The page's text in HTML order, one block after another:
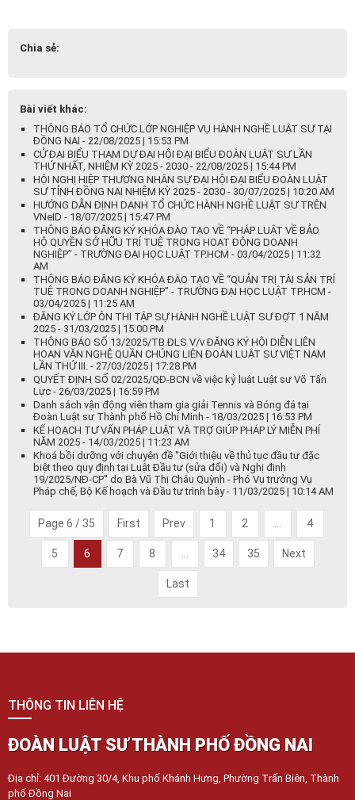
Chia sẻ:
Bài viết khác:
THÔNG BÁO TỔ CHỨC LỚP NGHIỆP VỤ HÀNH NGHỀ LUẬT SƯ TẠI
ĐỒNG NAI - 22/08/2025 | 15:53 PM
CỬ ĐẠI BIỂU THAM DỰ ĐẠI HỘI ĐẠI BIỂU ĐOÀN LUẬT SƯ LẦN
THỨ NHẤT, NHIỆM KỲ 2025 - 2030 - 22/08/2025 | 15:44 PM
HỘI NGHỊ HIỆP THƯƠNG NHÂN SỰ ĐẠI HỘI ĐẠI BIỂU ĐOÀN LUẬT
SƯ TỈNH ĐỒNG NAI NHIỆM KỲ 2025 - 2030 - 30/07/2025 | 10:20 AM
HƯỚNG DẪN ĐỊNH DANH TỔ CHỨC HÀNH NGHỀ LUẬT SƯ TRÊN
VNeID - 18/07/2025 | 15:47 PM
THÔNG BÁO ĐĂNG KÝ KHÓA ĐÀO TẠO VỀ “PHÁP LUẬT VỀ BẢO
HỘ QUYỀN SỞ HỮU TRÍ TUỆ TRONG HOẠT ĐỘNG DOANH
NGHIỆP” - TRƯỜNG ĐẠI HỌC LUẬT TP.HCM - 03/04/2025 | 11:32
AM
THÔNG BÁO ĐĂNG KÝ KHÓA ĐÀO TẠO VỀ “QUẢN TRỊ TÀI SẢN TRÍ
TUỆ TRONG DOANH NGHIỆP” - TRƯỜNG ĐẠI HỌC LUẬT TP.HCM -
03/04/2025 | 11:25 AM
ĐĂNG KÝ LỚP ÔN THI TẬP SỰ HÀNH NGHỀ LUẬT SƯ ĐỢT 1 NĂM
2025 - 31/03/2025 | 15:00 PM
THÔNG BÁO SỐ 13/2025/TB.ĐLS V/v ĐĂNG KÝ HỘI DIỄN LIÊN
HOAN VĂN NGHỆ QUẦN CHÚNG LIÊN ĐOÀN LUẬT SƯ VIỆT NAM
LẦN THỨ III. - 27/03/2025 | 17:28 PM
QUYẾT ĐỊNH SỐ 02/2025/QĐ-BCN về việc kỷ luật Luật sư Võ Tấn
Lực - 26/03/2025 | 16:59 PM
Danh sách vận động viên tham gia giải Tennis và Bóng đá tại
Đoàn Luật sư Thành phố Hồ Chí Minh - 18/03/2025 | 16:53 PM
KẾ HOẠCH TƯ VẤN PHÁP LUẬT VÀ TRỢ GIÚP PHÁP LÝ MIỄN PHÍ
NĂM 2025 - 14/03/2025 | 11:23 AM
Khoá bồi dưỡng với chuyên đề ''Giới thiệu về thủ tục đầu tư đặc
biệt theo quy định tại Luật Đầu tư (sửa đổi) và Nghị định
19/2025/NĐ-CP'' do Bà Vũ Thị Châu Quỳnh - Phó Vụ trưởng Vụ
Pháp chế, Bộ Kế hoạch và Đầu tư trình bày - 11/03/2025 | 10:14 AM
Page 6 / 35 First Prev 1 2 4
5 6 7 8 34 35 Next
Last
THÔNG TIN LIÊN HỆ
ĐOÀN LUẬT SƯ THÀNH PHỐ ĐỒNG NAI
Địa chỉ: 401 Đường 30/4, Khu phố Khánh Hưng, Phường Trấn Biên, Thành
phố Đồng Nai